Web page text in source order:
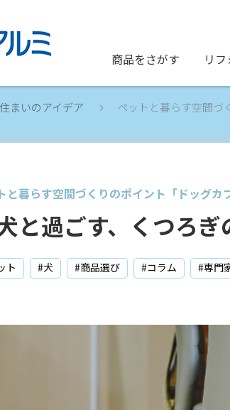
商品をさがす リ
住まいのアイデア ペットと暮らす空間づ
と暮らす空間づくりのポイント「ドッグカ
と過ごす、くつろ
ト #犬 #商品選び #コラム #専門